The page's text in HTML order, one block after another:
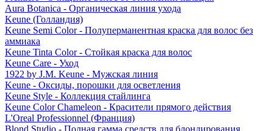
Aura Botanica - Органическая линия ухода
Keune (Голландия)
Keune Semi Color - Полуперманентная краска для волос без
аммиака
Keune Tinta Color - Стойкая краска для волос
Keune Care - Уход
1922 by J.M. Keune - Мужская линия
Keune - Оксиды, порошки для осветления
Keune Style - Коллекция стайлинга
Keune Color Chameleon - Красители прямого действия
L'Oreal Professionnel (Франция)
Blond Studio - Полная гамма средств для блондирования